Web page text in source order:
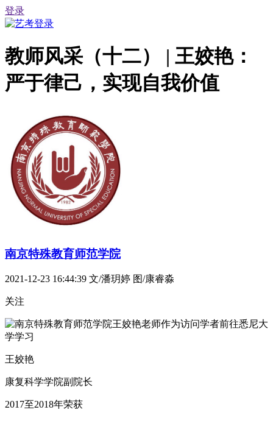
登录
教师风采（十二） | 王姣艳：
严于律己，实现自我价值
南京特殊教育师范学院
2021-12-23 16:44:39 文/潘玥婷 图/康睿淼
关注
王姣艳老师作为访问学者前往悉尼大
学学习
王姣艳
康复科学学院副院长
2017至2018年荣获